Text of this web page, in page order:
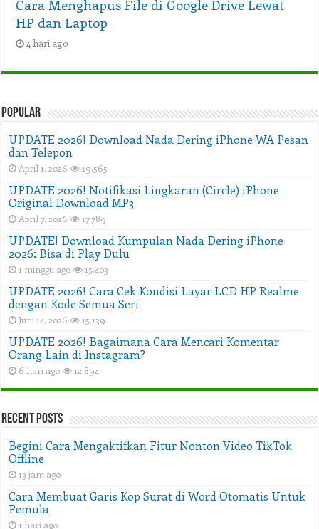
Cara Menghapus File di Google Drive Lewat
HP dan Laptop
4 hari ago
Popular
UPDATE 2026! Download Nada Dering iPhone WA Pesan
dan Telepon
April 1, 2026 19,565
UPDATE 2026! Notifikasi Lingkaran (Circle) iPhone
Original Download MP3
April 7, 2026 17,789
UPDATE! Download Kumpulan Nada Dering iPhone
2026: Bisa di Play Dulu
1 minggu ago 15,403
UPDATE 2026! Cara Cek Kondisi Layar LCD HP Realme
dengan Kode Semua Seri
Juni 14, 2026 15,139
UPDATE 2026! Bagaimana Cara Mencari Komentar
Orang Lain di Instagram?
6 hari ago 12,894
Recent Posts
Begini Cara Mengaktifkan Fitur Nonton Video TikTok
Offline
13 jam ago
Cara Membuat Garis Kop Surat di Word Otomatis Untuk
Pemula
1 hari ago